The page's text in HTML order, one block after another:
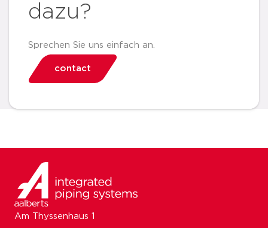
dazu?
Sprechen Sie uns einfach an.
contact
Am Thyssenhaus 1